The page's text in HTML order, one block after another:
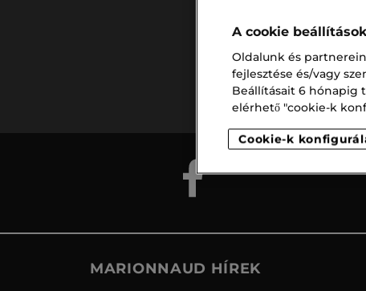
Ingyenes
szállítás
15.000 ft
felett
MARIONNAUD HÍREK
A cookie
Oldalunk és
fejlesztése és/vagy
Beállításait 6 hónapig
elérhető "cookie-k
Cookie-k